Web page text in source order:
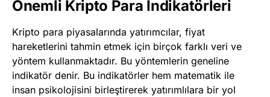
Önemli Kripto Para İndikatörleri
Kripto para piyasalarında yatırımcılar, fiyat
hareketlerini tahmin etmek için birçok farklı veri ve
yöntem kullanmaktadır. Bu yöntemlerin geneline
indikatör denir. Bu indikatörler hem matematik ile
insan psikolojisini birleştirerek yatırımlılara bir yol